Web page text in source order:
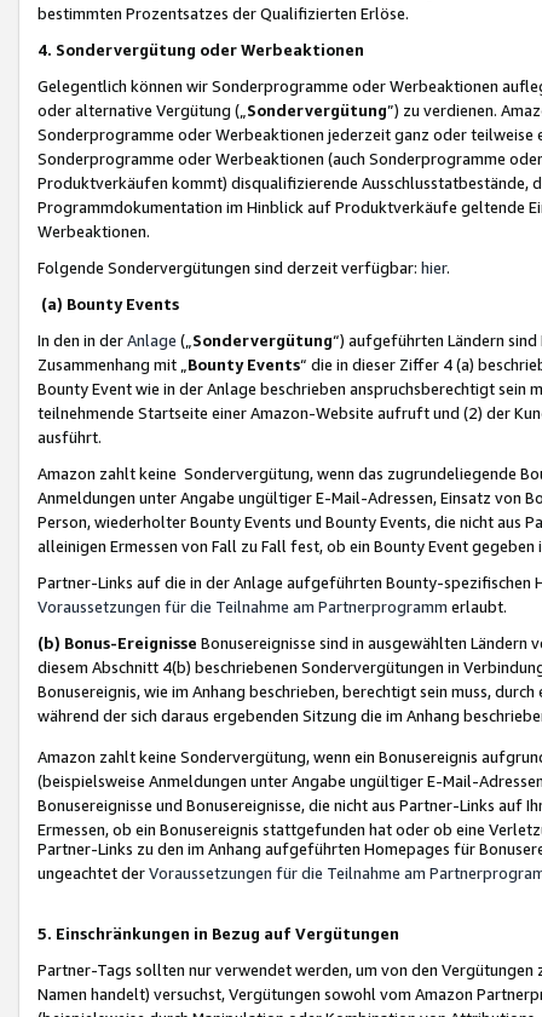
bestimmten Prozentsatzes der Qualifizierten Erlöse.
4. Sondervergütung oder Werbeaktionen
Gelegentlich können wir Sonderprogramme oder Werbeaktionen
oder alternative Vergütung („ Sondervergütung”) zu verdienen.
Sonderprogramme oder Werbeaktionen jederzeit ganz oder
Sonderprogramme oder Werbeaktionen (auch Sonderprogramme
Produktverkäufen kommt) disqualifizierende Ausschlusstatbestände,
Programmdokumentation im Hinblick auf Produktverkäufe geltende
Werbeaktionen.
Folgende Sondervergütungen sind derzeit verfügbar: hier.
(a) Bounty Events
In den in derAnlage („ Sondervergütung“) aufgeführten Ländern
Zusammenhang mit „ Bounty Events“ die in dieser Ziffer 4 (a)
Bounty Event wie in der Anlage beschrieben anspruchsberechtigt sein
teilnehmende Startseite einer Amazon-Website aufruft und (2) der
ausführt.
Amazon zahlt keine Sondervergütung, wenn das zugrundeliegende
Anmeldungen unter Angabe ungültiger E-Mail-Adressen, Einsatz von
Person, wiederholter Bounty Events und Bounty Events, die nicht
alleinigen Ermessen von Fall zu Fall fest, ob ein Bounty Event
Partner-Links auf die in der Anlage aufgeführten Bounty-spezifischen
Voraussetzungen für die Teilnahme am Partnerprogramm erlaubt.
(b) Bonus-Ereignisse Bonusereignisse sind in ausgewählten Ländern
diesem Abschnitt 4(b) beschriebenen Sondervergütungen in
Bonusereignis, wie im Anhang beschrieben, berechtigt sein muss,
während der sich daraus ergebenden Sitzung die im Anhang
Amazon zahlt keine Sondervergütung, wenn ein Bonusereignis
(beispielsweise Anmeldungen unter Angabe ungültiger E-Mail-
Bonusereignisse und Bonusereignisse, die nicht aus Partner-Links auf
Ermessen, ob ein Bonusereignis stattgefunden hat oder ob eine
Partner-Links zu den im Anhang aufgeführten Homepages für
ungeachtet derVoraussetzungen für die Teilnahme am
5. Einschränkungen in Bezug auf Vergütungen
Partner-Tags sollten nur verwendet werden, um von den
Namen handelt) versuchst, Vergütungen sowohl vom Amazon